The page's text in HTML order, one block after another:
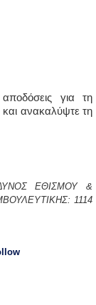
για τη
και ανακαλύψτε τη
ΕΘΙΣΜΟΥ &
1114